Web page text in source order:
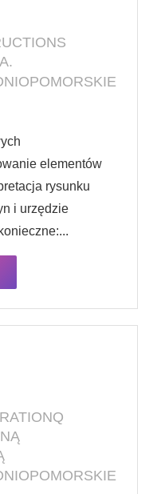
elementów
rysunku
i urzędzie